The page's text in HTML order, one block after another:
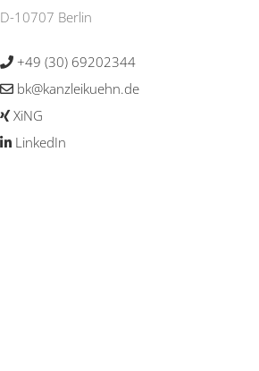
D-10707 Berlin
+49 (30) 69202344
bk@kanzleikuehn.de
XiNG
LinkedIn